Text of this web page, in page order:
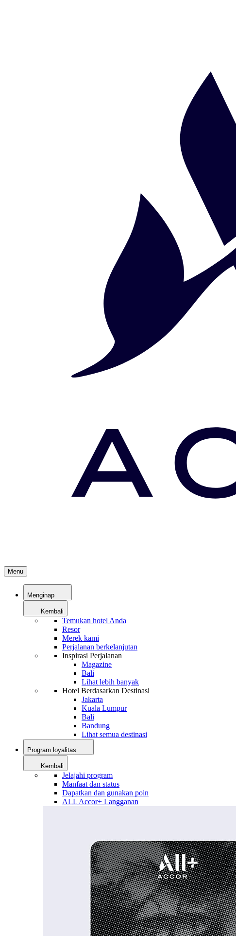
Menu
Menginap
Kembali
Temukan hotel Anda
Resor
Merek kami
Perjalanan berkelanjutan
Inspirasi Perjalanan
Magazine
Bali
Lihat lebih banyak
Hotel Berdasarkan Destinasi
Jakarta
Kuala Lumpur
Bali
Bandung
Lihat semua destinasi
Program loyalitas
Kembali
Jelajahi program
Manfaat dan status
Dapatkan dan gunakan poin
ALL Accor+ Langganan